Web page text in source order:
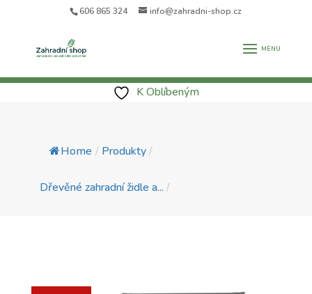
606 865 324 info@zahradni-shop.cz
K Oblíbeným
Home / Produkty/
Dřevěné zahradní židle a... /